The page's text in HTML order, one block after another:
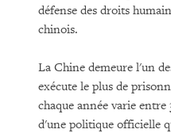
défense des droits
chinois.
La Chine demeure l'un
exécute le plus de
chaque année varie
d'une politique officielle